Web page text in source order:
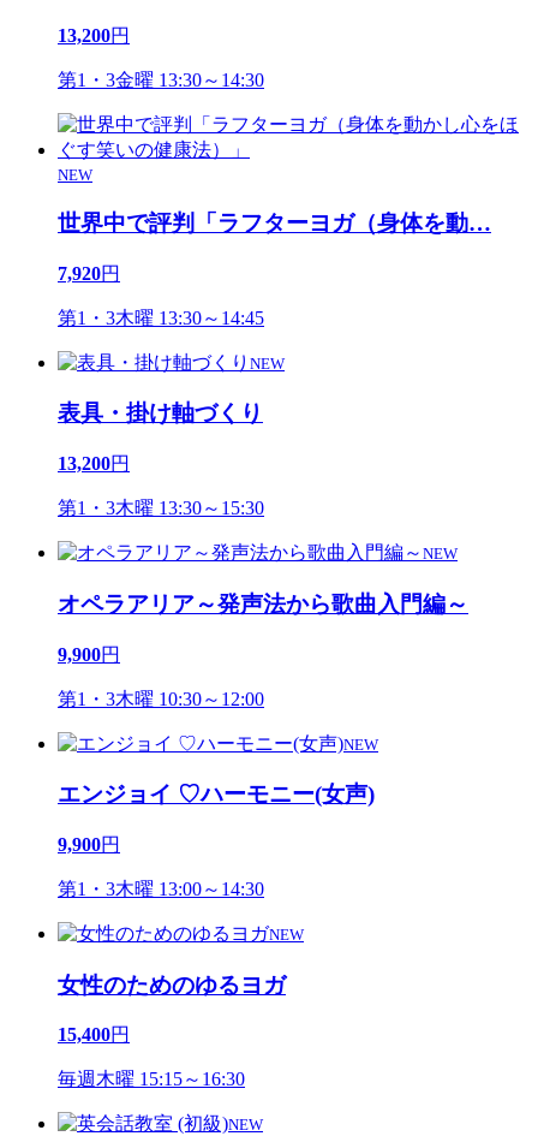
13,200円
第1・3金曜 13:30～14:30
NEW
世界中で評判「ラフターヨガ（身体を動…
7,920円
第1・3木曜 13:30～14:45
NEW
表具・掛け軸づくり
13,200円
第1・3木曜 13:30～15:30
NEW
オペラアリア～発声法から歌曲入門編～
9,900円
第1・3木曜 10:30～12:00
NEW
エンジョイ ♡ハーモニー(女声)
9,900円
第1・3木曜 13:00～14:30
NEW
女性のためのゆるヨガ
15,400円
毎週木曜 15:15～16:30
NEW